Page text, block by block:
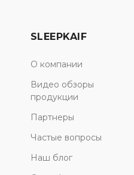
SLEEPKAIF
О компании
Видео обзоры
продукции
Партнеры
Частые вопросы
Наш блог